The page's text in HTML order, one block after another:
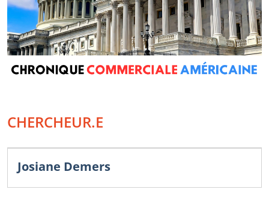
CHERCHEUR.E
Josiane Demers